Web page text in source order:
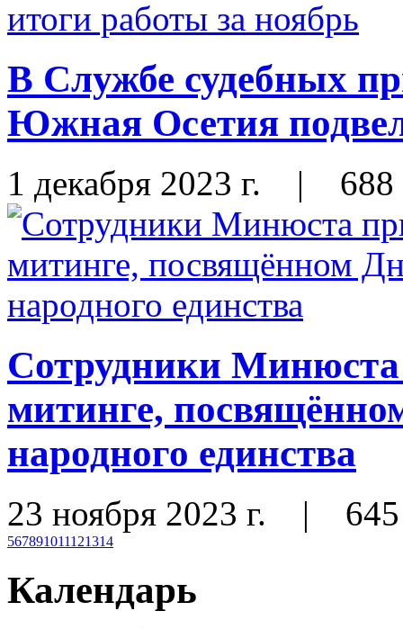
В Службе судебных
Южная Осетия
1 декабря 2023 г. | 688
Сотрудники Минюста
митинге,
народного единства
23 ноября 2023 г. | 645
567891011121314
Календарь